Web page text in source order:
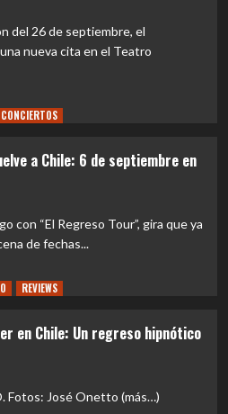
del 26 de septiembre, el
nueva cita en el Teatro
a Chile: 6 de septiembre en
con “El Regreso Tour”, gira que ya
de fechas...
REVIEWS
en Chile: Un regreso hipnótico
Fotos: José Onetto (más…)